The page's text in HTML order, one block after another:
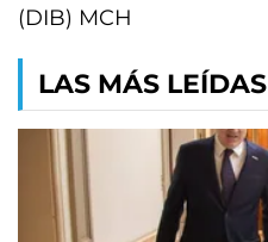
(DIB) MCH
LAS MÁS LEÍDAS